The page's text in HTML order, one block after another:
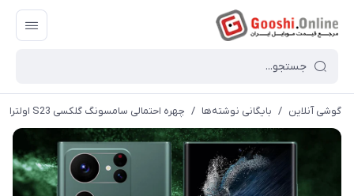
گوشی آنلاین / بایگانی نوشته‌ها / چهره احتمالی سامسونگ گلکسی S23 اولترا